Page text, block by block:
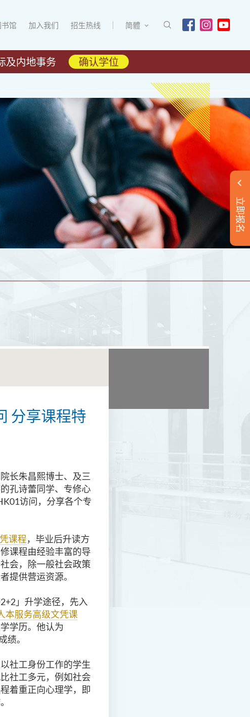
书馆 加入我们 招生热线 简體
及内地事务 确认学位
立即报名
分享课程特
长朱昌熙博士、及三
孔诗蕾同学、专修心
访问，分享各个专
课程，毕业后升读方
课程由经验丰富的导
会，除一般社会政策
提供营运资源。
」升学途径，先入
本服务高级文凭课
学历。他认为
绩。
社工身份工作的学生
社工多元，例如社会
着重正向心理学，即